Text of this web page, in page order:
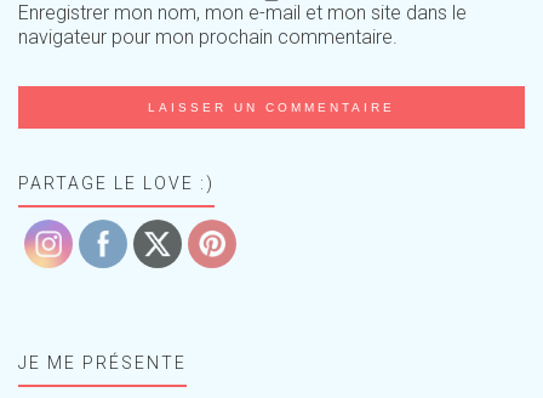
Enregistrer mon nom, mon e-mail et mon site dans le
navigateur pour mon prochain commentaire.
PARTAGE LE LOVE :)
JE ME PRÉSENTE